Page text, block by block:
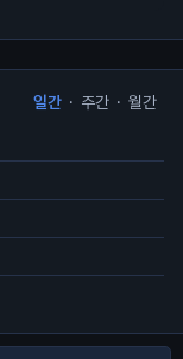
일간 · 주간 · 월간